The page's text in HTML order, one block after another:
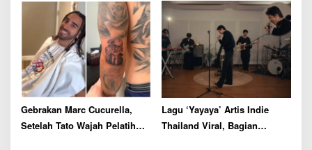
Penggemar ENHYPEN
Gebrakan Marc Cucurella,
Setelah Tato Wajah Pelatih
Lagu ‘Yayaya’ Artis Indie
Thailand Viral, Bagian